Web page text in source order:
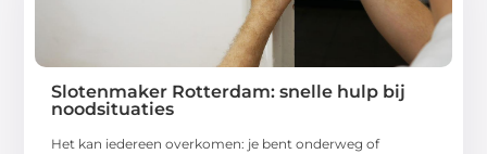
Slotenmaker Rotterdam: snelle hulp bij
noodsituaties
Het kan iedereen overkomen: je bent onderweg of